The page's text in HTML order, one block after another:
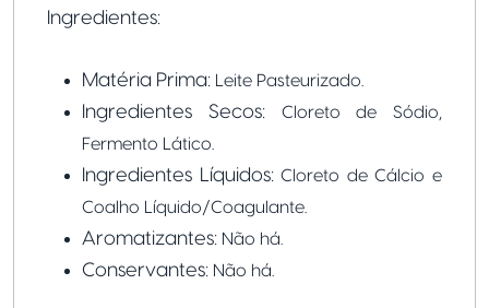
Ingredientes:
Matéria Prima: Leite Pasteurizado.
Ingredientes Secos:Cloreto de Sódio,
Fermento Lático.
Ingredientes Líquidos:Cloreto de Cálcio e
Coalho Líquido/Coagulante.
Aromatizantes: Não há.
Conservantes: Não há.